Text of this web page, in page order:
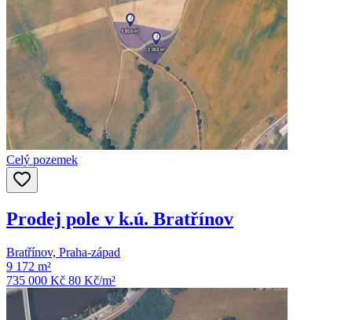
Celý pozemek
Prodej pole v k.ú. Bratřínov
Bratřínov, Praha-západ
9 172 m²
735 000 Kč 80 Kč/m²